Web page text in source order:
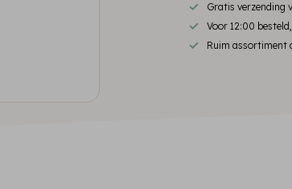
Gratis
Voor 12:00
Ruim assortiment